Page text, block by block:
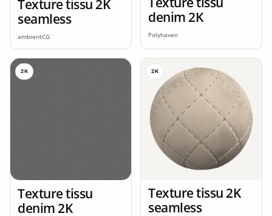
Texture tissu 2K
seamless
ambientCG
denim 2K
Polyhaven
2K
Texture tissu
denim 2K
2K
Texture tissu 2K
seamless